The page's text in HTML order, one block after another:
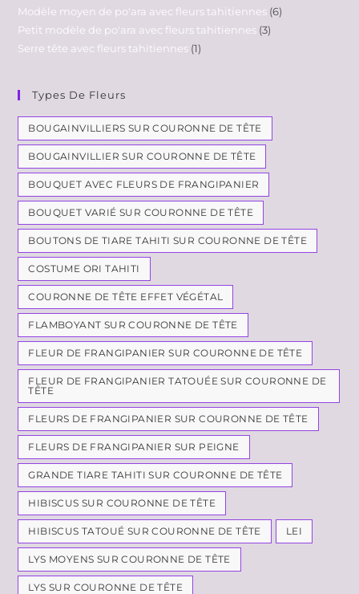
Modèle moyen de po'ara avec fleurs tahitiennes 6
Petit modèle de po'ara avec fleurs tahitiennes 3
Serre tête avec fleurs tahitiennes 1
Types De Fleurs
BOUGAINVILLIERS SUR COURONNE DE TÊTE
BOUGAINVILLIER SUR COURONNE DE TÊTE
BOUQUET AVEC FLEURS DE FRANGIPANIER
BOUQUET VARIÉ SUR COURONNE DE TÊTE
BOUTONS DE TIARE TAHITI SUR COURONNE DE TÊTE
COSTUME ORI TAHITI
COURONNE DE TÊTE EFFET VÉGÉTAL
FLAMBOYANT SUR COURONNE DE TÊTE
FLEUR DE FRANGIPANIER SUR COURONNE DE TÊTE
FLEUR DE FRANGIPANIER TATOUÉE SUR COURONNE DE
TÊTE
FLEURS DE FRANGIPANIER SUR COURONNE DE TÊTE
FLEURS DE FRANGIPANIER SUR PEIGNE
GRANDE TIARE TAHITI SUR COURONNE DE TÊTE
HIBISCUS SUR COURONNE DE TÊTE
HIBISCUS TATOUÉ SUR COURONNE DE TÊTE LEI
LYS MOYENS SUR COURONNE DE TÊTE
LYS SUR COURONNE DE TÊTE